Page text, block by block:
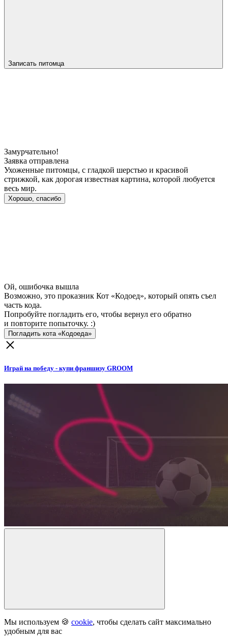
Записать питомца
Замурчательно!
Заявка отправлена
Ухоженные питомцы, с гладкой шерстью и красивой
стрижкой, как дорогая известная картина, которой любуется
весь мир.
Хорошо, спасибо
Ой, ошибочка вышла
Возможно, это проказник Кот «Кодоед», который опять съел
часть кода.
Попробуйте погладить его, чтобы вернул его обратно
и повторите попыточку. :)
Погладить кота «Кодоеда»
Играй на победу - купи франшизу GROOM
Мы используем 🍪 cookie, чтобы сделать сайт максимально
удобным для вас